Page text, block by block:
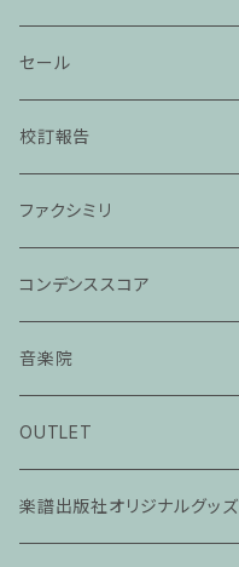
セール
校訂報告
ファクシミリ
コンデンススコア
音楽院
ピアノ科３０分レッスン
ピアノ科４５分レッスン
OUTLET
楽譜出版社オリジナルグッズ